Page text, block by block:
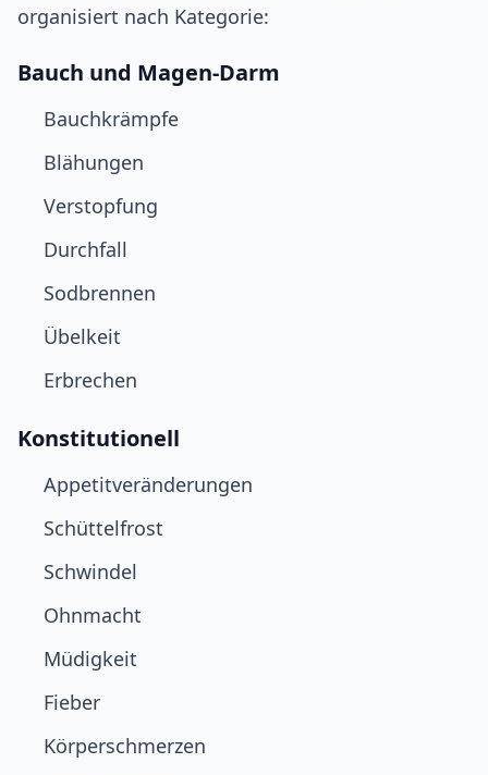
organisiert nach Kategorie:
Bauch und Magen-Darm
Bauchkrämpfe
Blähungen
Verstopfung
Durchfall
Sodbrennen
Übelkeit
Erbrechen
Konstitutionell
Appetitveränderungen
Schüttelfrost
Schwindel
Ohnmacht
Müdigkeit
Fieber
Körperschmerzen